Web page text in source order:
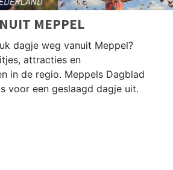
MEPPEL
dagje weg vanuit Meppel?
attracties en
in de regio. Meppels Dagblad
voor een geslaagd dagje uit.